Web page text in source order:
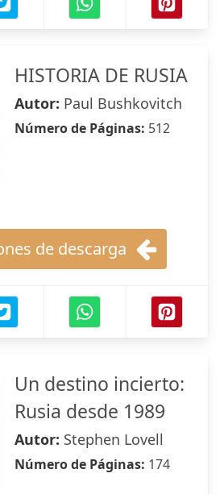
HISTORIA DE RUSIA
Autor: Paul Bushkovitch
Número de Páginas: 512
de descarga
Un destino incierto:
Rusia desde 1989
Autor: Stephen Lovell
Número de Páginas: 174